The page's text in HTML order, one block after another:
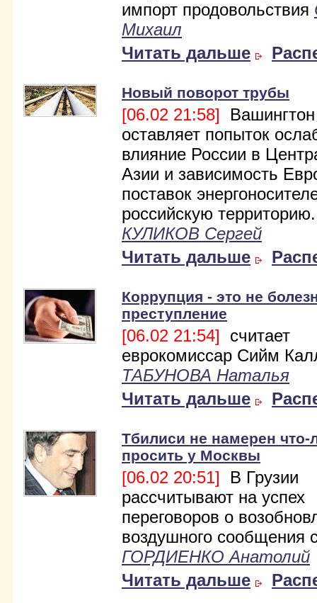
импорт продовольствия
Михаил
Читать дальше
Новый поворот трубы
[06.02 21:58]
оставляет попыток
влияние России в
Азии и зависимость
поставок
российскую
КУЛИКОВ Сергей
Читать дальше
Коррупция - это не
преступление
[06.02 21:54] считает
еврокомиссар Сийм
ТАБУНОВА Наталья
Читать дальше
Тбилиси не намерен что-
просить у Москвы
[06.02 20:51] В Грузии
рассчитывают на успех
переговоров о
воздушного сообщения
ГОРДИЕНКО Анатолий
Читать дальше